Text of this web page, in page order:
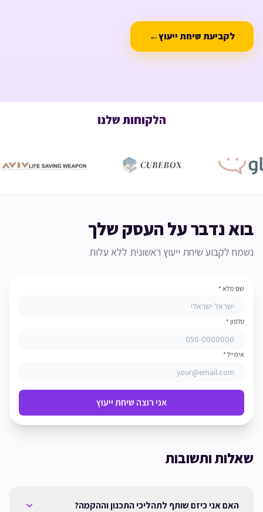
לקביעת שיחת ייעוץ←
הלקוחות שלנו
בוא נדבר על העסק שלך
נשמח לקבוע שיחת ייעוץ ראשונית ללא עלות
שם מלא *
טלפון *
אימייל *
אני רוצה שיחת ייעוץ
שאלות ותשובות
האם אני כיזם שותף לתהליכי התכנון וההקמה?